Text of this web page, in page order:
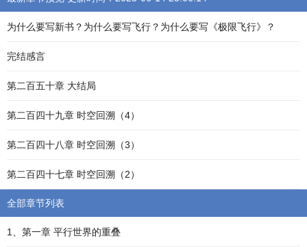
为什么要写新书？为什么要写飞行？为什么要写《极限飞行》？
完结感言
第二百五十章 大结局
第二百四十九章 时空回溯（4）
第二百四十八章 时空回溯（3）
第二百四十七章 时空回溯（2）
全部章节列表
1、第一章 平行世界的重叠